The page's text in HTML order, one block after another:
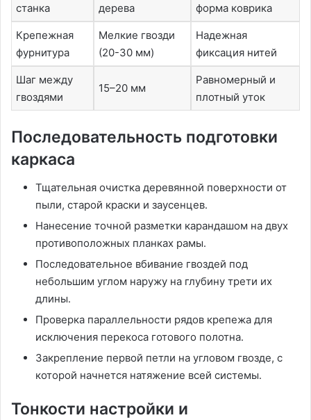
станка
дерева
форма коврика
Крепежная
фурнитура
Мелкие гвозди
(20-30 мм)
Надежная
фиксация нитей
Шаг между
гвоздями
15–20 мм
Равномерный и
плотный уток
Последовательность подготовки
каркаса
Тщательная очистка деревянной поверхности от
пыли, старой краски и заусенцев․
Нанесение точной разметки карандашом на двух
противоположных планках рамы․
Последовательное вбивание гвоздей под
небольшим углом наружу на глубину трети их
длины․
Проверка параллельности рядов крепежа для
исключения перекоса готового полотна․
Закрепление первой петли на угловом гвозде, с
которой начнется натяжение всей системы․
Тонкости настройки и